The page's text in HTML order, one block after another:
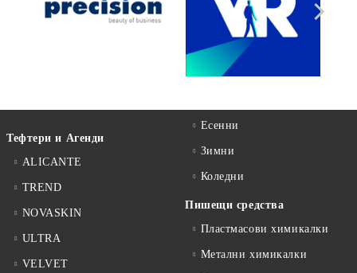
Тефтери и Агенди
ALICANTE
TREND
NOVASKIN
ULTRA
VELVET
Есенни
Зимни
Коледни
Пишещи средства
Пластмасови химикалки
Метални химикалки